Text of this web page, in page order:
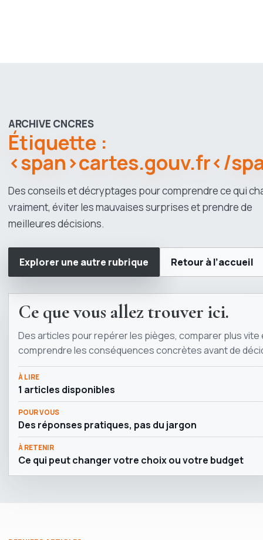
ARCHIVE CNCRES
Étiquette :
<span>cartes.gouv.fr</
Des conseils et décryptages pour comprendre ce qui
vraiment, éviter les mauvaises surprises et prendre de
meilleures décisions.
Explorer une autre rubrique Retour à l’accueil
Ce que vous allez trouver ici.
Des articles pour repérer les pièges, comparer plus vite
comprendre les conséquences concrètes avant de
À LIRE
1 articles disponibles
POUR VOUS
Des réponses pratiques, pas du jargon
À RETENIR
Ce qui peut changer votre choix ou votre budget